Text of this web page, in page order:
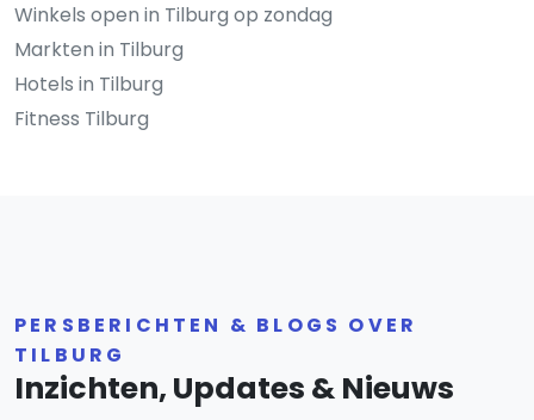
Winkels open in Tilburg op zondag
Markten in Tilburg
Hotels in Tilburg
Fitness Tilburg
PERSBERICHTEN & BLOGS OVER
TILBURG
Inzichten, Updates & Nieuws